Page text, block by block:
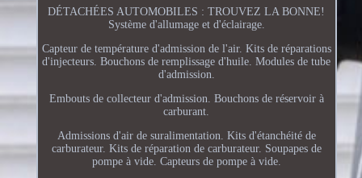
DÉTACHÉES AUTOMOBILES : TROUVEZ LA BONNE!
Système d'allumage et d'éclairage.
Capteur de température d'admission de l'air. Kits de réparations
d'injecteurs. Bouchons de remplissage d'huile. Modules de tube
d'admission.
Embouts de collecteur d'admission. Bouchons de réservoir à
carburant.
Admissions d'air de suralimentation. Kits d'étanchéité de
carburateur. Kits de réparation de carburateur. Soupapes de
pompe à vide. Capteurs de pompe à vide.